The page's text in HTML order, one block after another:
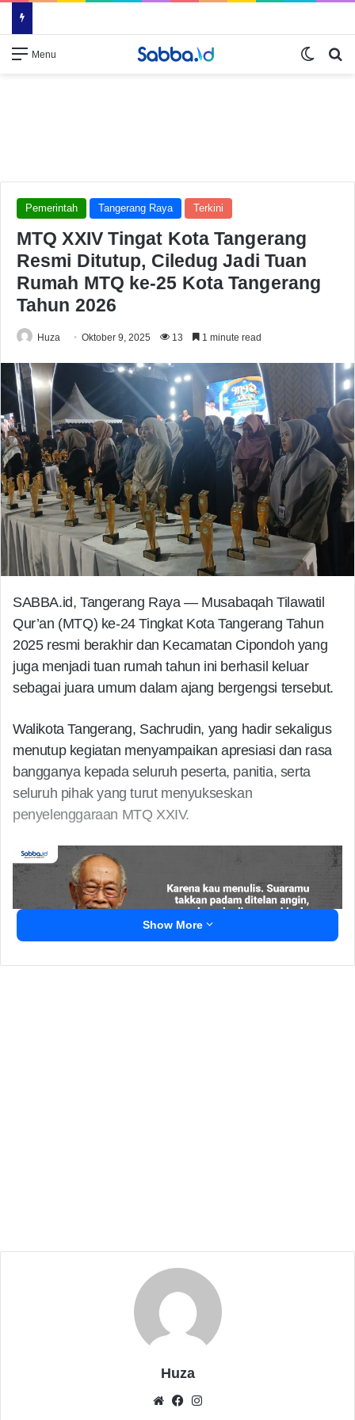
Menu
Pemerintah Tangerang Raya Terkini
MTQ XXIV Tingat Kota Tangerang
Resmi Ditutup, Ciledug Jadi Tuan
Rumah MTQ ke-25 Kota Tangerang
Tahun 2026
Huza Oktober 9, 2025 13 1 minute read
SABBA.id, Tangerang Raya — Musabaqah Tilawatil
Qur’an (MTQ) ke-24 Tingkat Kota Tangerang Tahun
2025 resmi berakhir dan Kecamatan Cipondoh yang
juga menjadi tuan rumah tahun ini berhasil keluar
sebagai juara umum dalam ajang bergengsi tersebut.
Walikota Tangerang, Sachrudin, yang hadir sekaligus
menutup kegiatan menyampaikan apresiasi dan rasa
bangganya kepada seluruh peserta, panitia, serta
seluruh pihak yang turut menyukseskan
penyelenggaraan MTQ XXIV.
2026.
“Ciledug, Insya Allah mudah-mudahan Ciledug bisa
menyiapkan untuk perhelatan ini,” ujar Zuhri saat
ditemui pada Kamis, 9 Oktober 2025.
Menurutnya, penunjukan tuan rumah bukan hanya
sekadar urusan lokasi acara, tetapi juga bagian dari
Show More
Huza
WebsiteFacebook